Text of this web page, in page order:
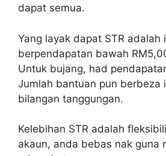
dapat semua.
Yang layak dapat STR adalah
berpendapatan bawah
Untuk bujang, had
Jumlah bantuan pun berbeza
bilangan tanggungan.
Kelebihan STR adalah
akaun, anda bebas nak guna